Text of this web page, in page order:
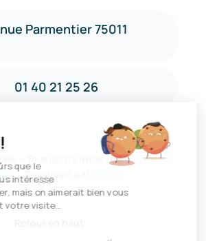
Parmentier 75011
01 40 21 25 26
• Tous Droits Réservés •Mentions
• Développé par
que le
intéresse
mais on aimerait bien vous
votre visite...